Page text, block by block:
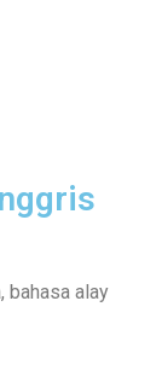
bahasa alay